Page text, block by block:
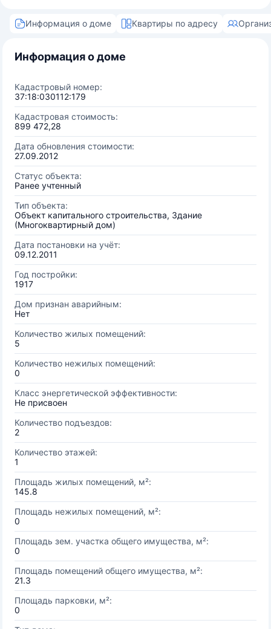
Информация о доме Квартиры по адресу
Информация о доме
Кадастровый номер:
37:18:030112:179
Кадастровая стоимость:
899 472,28
Дата обновления стоимости:
27.09.2012
Статус объекта:
Ранее учтенный
Тип объекта:
Объект капитального строительства, Здание
(Многоквартирный дом)
Дата постановки на учёт:
09.12.2011
Год постройки:
1917
Дом признан аварийным:
Нет
Количество жилых помещений:
5
Количество нежилых помещений:
0
Класс энергетической эффективности:
Не присвоен
Количество подъездов:
2
Количество этажей:
1
Площадь жилых помещений, м²:
145.8
Площадь нежилых помещений, м²:
0
Площадь зем. участка общего имущества, м²:
0
Площадь помещений общего имущества, м²:
21.3
Площадь парковки, м²:
0